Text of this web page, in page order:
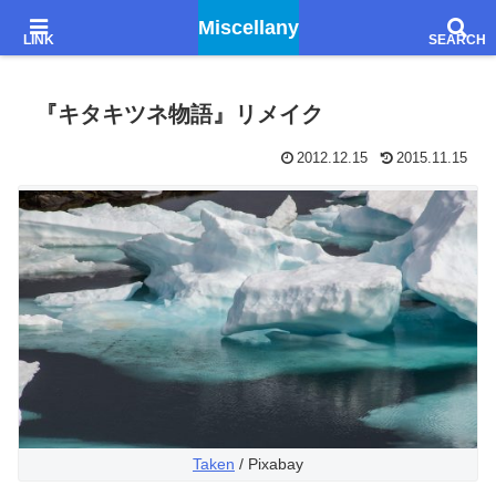
Godiegoを聴きながら、文学的感想とか想像とか妄想とか……
『キタキツネ物語』リメイク
2012.12.15 2015.11.15
Taken / Pixabay
Miscellany